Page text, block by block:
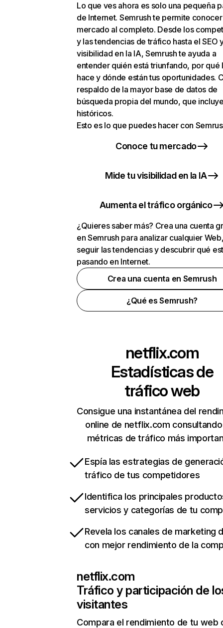
Lo que ves ahora es solo una pequeña
de Internet. Semrush te permite
mercado al completo. Desde los
y las tendencias de tráfico hasta el SEO
visibilidad en la IA, Semrush te ayuda a
entender quién está triunfando, por qué
hace y dónde están tus oportunidades.
respaldo de la mayor base de datos de
búsqueda propia del mundo, que
históricos.
Esto es lo que puedes hacer con
Conoce tu mercado
Mide tu visibilidad en la IA
Aumenta el tráfico orgánico
¿Quieres saber más? Crea una cuenta
en Semrush para analizar cualquier
seguir las tendencias y descubrir qué
pasando en Internet.
Crea una cuenta en Semrush
¿Qué es Semrush?
netflix.com
Estadísticas de
tráfico web
Consigue una instantánea del
online de netflix.com
métricas de tráfico más
Espía las estrategias de
tráfico de tus competidores
Identifica los principales
servicios y categorías de tu
Revela los canales de marketing
con mejor rendimiento de la
netflix.com
Tráfico y participación de
visitantes
Compara el rendimiento de tu web